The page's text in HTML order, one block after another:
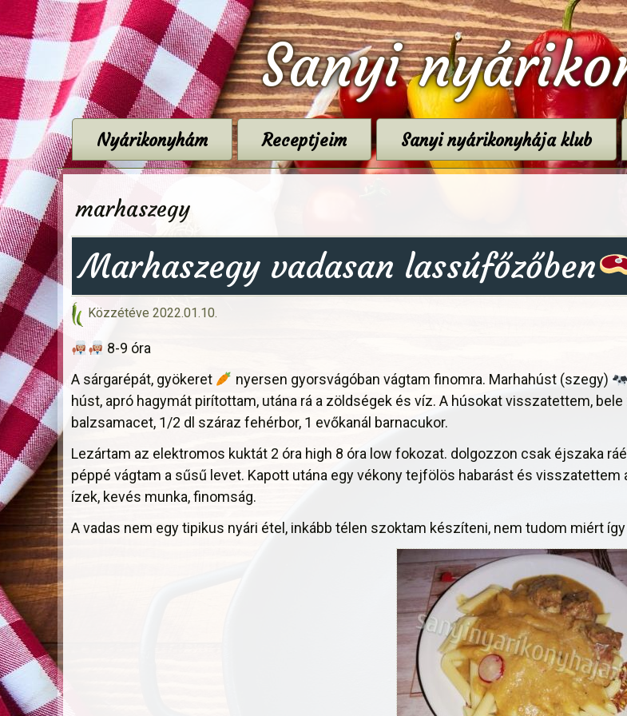
Sanyi
Nyárikonyhám Receptjeim Sanyi nyárikonyhája klub
marhaszegy
Marhaszegy vadasan lassúfőzőben
Közzétéve 2022.01.10.
8-9 óra
A sárgarépát, gyökeret
nyersen gyorsvágóban vágtam finomra. Marhahúst (szegy)
húst, apró hagymát pirítottam, utána rá a zöldségek és víz. A húsokat visszatettem,
balzsamacet, 1/2 dl száraz fehérbor, 1 evőkanál barnacukor.
Lezártam az elektromos kuktát 2 óra high 8 óra low fokozat. dolgozzon csak éjszaka
péppé vágtam a sűsű levet. Kapott utána egy vékony tejfölös habarást és
ízek, kevés munka, finomság.
A vadas nem egy tipikus nyári étel, inkább télen szoktam készíteni, nem tudom miért így